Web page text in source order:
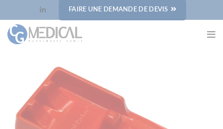
FAIRE UNE DEMANDE DE DEVIS
Panneau de gestion des cookies